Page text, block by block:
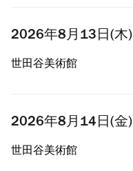
2026年8月13日(木)
世田谷美術館
2026年8月14日(金)
世田谷美術館